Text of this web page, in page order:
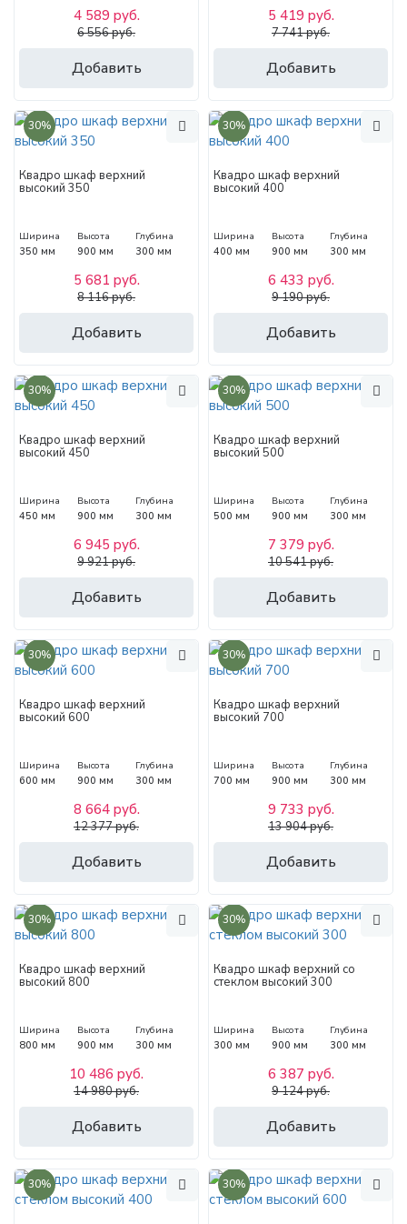
Добавить
4 589 руб.
6 556 руб.
Добавить
5 419 руб.
7 741 руб.
30%
Квадро шкаф верхний
высокий 350
Ширина
350 мм
Высота
900 мм
Глубина
300 мм
Добавить
5 681 руб.
8 116 руб.
30%
Квадро шкаф верхний
высокий 400
Ширина
400 мм
Высота
900 мм
Глубина
300 мм
Добавить
6 433 руб.
9 190 руб.
30%
Квадро шкаф верхний
высокий 450
Ширина
450 мм
Высота
900 мм
Глубина
300 мм
Добавить
6 945 руб.
9 921 руб.
30%
Квадро шкаф верхний
высокий 500
Ширина
500 мм
Высота
900 мм
Глубина
300 мм
Добавить
7 379 руб.
10 541 руб.
30%
Квадро шкаф верхний
высокий 600
Ширина
600 мм
Высота
900 мм
Глубина
300 мм
Добавить
8 664 руб.
12 377 руб.
30%
Квадро шкаф верхний
высокий 700
Ширина
700 мм
Высота
900 мм
Глубина
300 мм
Добавить
9 733 руб.
13 904 руб.
30%
Квадро шкаф верхний
высокий 800
Ширина
800 мм
Высота
900 мм
Глубина
300 мм
Добавить
10 486 руб.
14 980 руб.
30%
Квадро шкаф верхний со
стеклом высокий 300
Ширина
300 мм
Высота
900 мм
Глубина
300 мм
Добавить
6 387 руб.
9 124 руб.
30% 30%